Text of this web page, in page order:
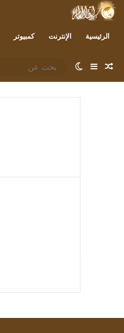
الرئيسية الإنترنت كمبيوتر
مقال عشوائي
إضافة عمود جانبي
الوضع المظلم